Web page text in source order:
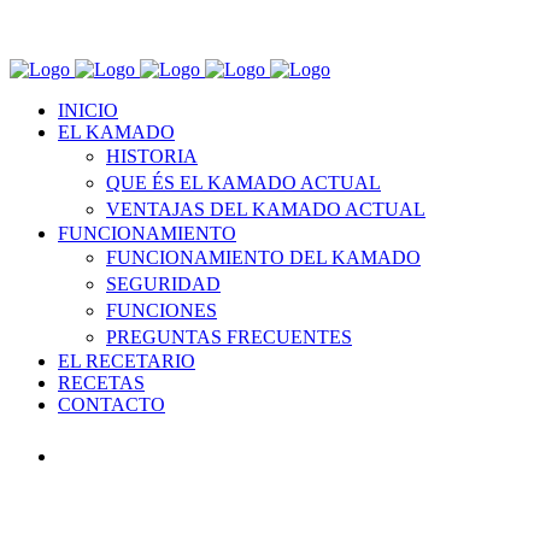
INICIO
EL KAMADO
HISTORIA
QUE ÉS EL KAMADO ACTUAL
VENTAJAS DEL KAMADO ACTUAL
FUNCIONAMIENTO
FUNCIONAMIENTO DEL KAMADO
SEGURIDAD
FUNCIONES
PREGUNTAS FRECUENTES
EL RECETARIO
RECETAS
CONTACTO